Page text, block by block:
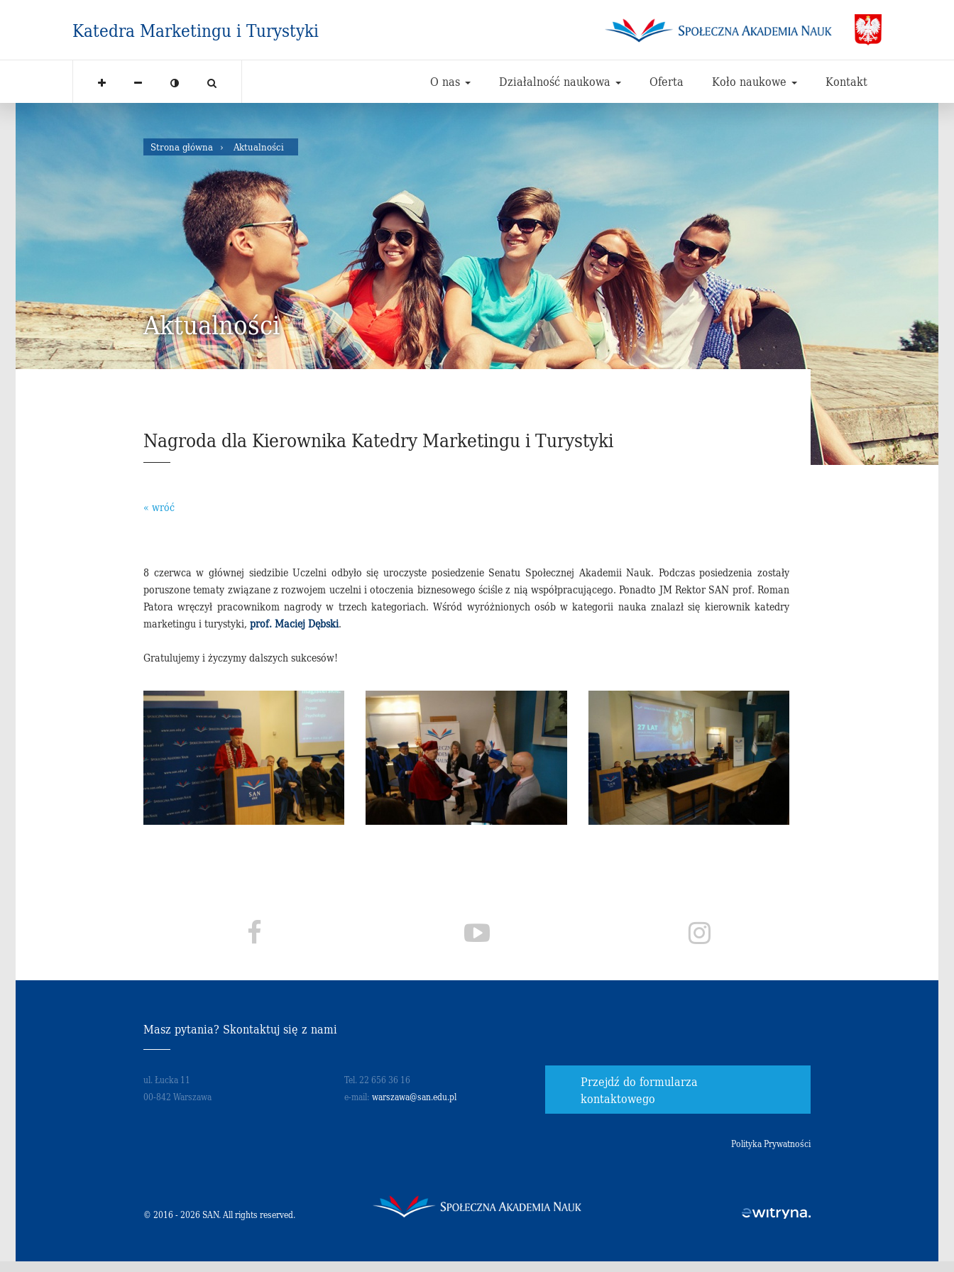
Katedra Marketingu i Turystyki
O nas Działalność naukowa Oferta Koło naukowe Kontakt
Strona główna Aktualności
Aktualności
Nagroda dla Kierownika Katedry Marketingu i Turystyki
« wróć
8 czerwca w głównej siedzibie Uczelni odbyło się uroczyste posiedzenie Senatu Społecznej Akademii Nauk. Podczas posiedzenia zostały
poruszone tematy związane z rozwojem uczelni i otoczenia biznesowego ściśle z nią współpracującego. Ponadto JM Rektor SAN prof. Roman
Patora wręczył pracownikom nagrody w trzech kategoriach. Wśród wyróżnionych osób w kategorii nauka znalazł się kierownik katedry
marketingu i turystyki, prof. Maciej Dębski.
Gratulujemy i życzymy dalszych sukcesów!
Masz pytania? Skontaktuj się z nami
ul. Łucka 11
00-842 Warszawa
Tel. 22 656 36 16
e-mail: warszawa@san.edu.pl
Przejdź do formularza
kontaktowego
Polityka Prywatności
© 2016 - 2026 SAN. All rights reserved.